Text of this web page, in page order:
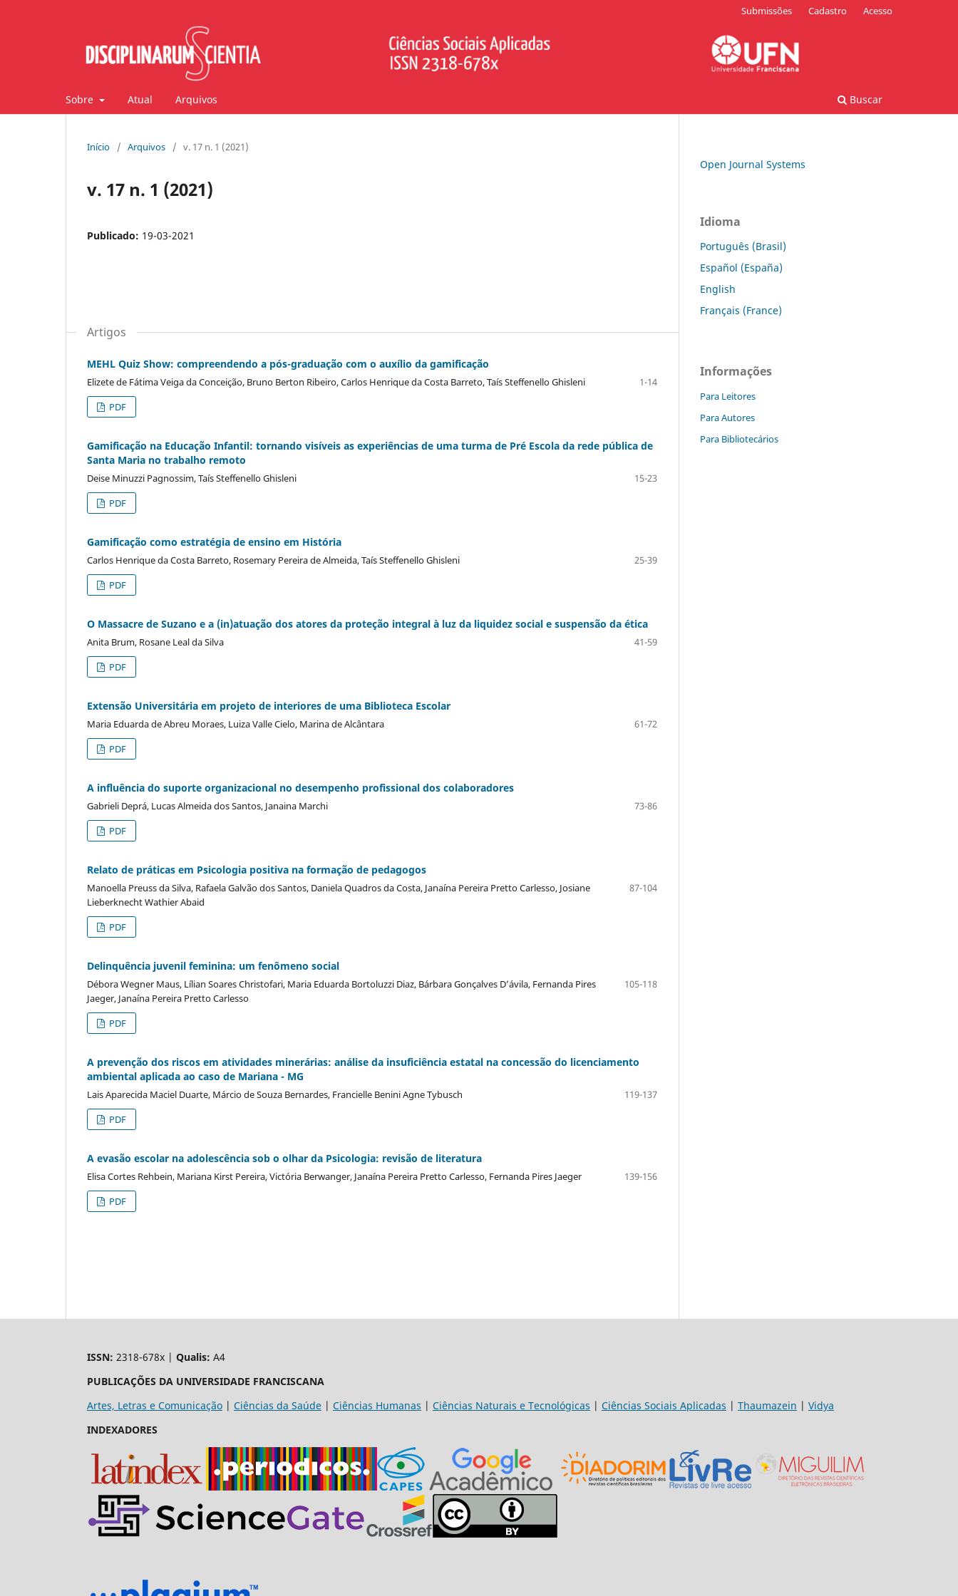
Sobre Atual Arquivos Buscar
Submissões Cadastro Acesso
Início / Arquivos / v. 17 n. 1 (2021)
v. 17 n. 1 (2021)
Publicado: 19-03-2021
Artigos
MEHL Quiz Show: compreendendo a pós-graduação com o auxílio da gamificação
Elizete de Fátima Veiga da Conceição, Bruno Berton Ribeiro, Carlos Henrique da Costa Barreto, Taís Steffenello Ghisleni
1-14
PDF
Gamificação na Educação Infantil: tornando visíveis as experiências de uma turma de Pré Escola da rede pública de
Santa Maria no trabalho remoto
Deise Minuzzi Pagnossim, Taís Steffenello Ghisleni
15-23
PDF
Gamificação como estratégia de ensino em História
Carlos Henrique da Costa Barreto, Rosemary Pereira de Almeida, Taís Steffenello Ghisleni
25-39
PDF
O Massacre de Suzano e a (in)atuação dos atores da proteção integral à luz da liquidez social e suspensão da ética
Anita Brum, Rosane Leal da Silva
41-59
PDF
Extensão Universitária em projeto de interiores de uma Biblioteca Escolar
Maria Eduarda de Abreu Moraes, Luiza Valle Cielo, Marina de Alcântara
61-72
PDF
A influência do suporte organizacional no desempenho profissional dos colaboradores
Gabrieli Deprá, Lucas Almeida dos Santos, Janaina Marchi
73-86
PDF
Relato de práticas em Psicologia positiva na formação de pedagogos
Manoella Preuss da Silva, Rafaela Galvão dos Santos, Daniela Quadros da Costa, Janaína Pereira Pretto Carlesso, Josiane
Lieberknecht Wathier Abaid
87-104
PDF
Delinquência juvenil feminina: um fenômeno social
Débora Wegner Maus, Lílian Soares Christofari, Maria Eduarda Bortoluzzi Diaz, Bárbara Gonçalves D’ávila, Fernanda Pires
Jaeger, Janaína Pereira Pretto Carlesso
105-118
PDF
A prevenção dos riscos em atividades minerárias: análise da insuficiência estatal na concessão do licenciamento
ambiental aplicada ao caso de Mariana - MG
Lais Aparecida Maciel Duarte, Márcio de Souza Bernardes, Francielle Benini Agne Tybusch
119-137
PDF
A evasão escolar na adolescência sob o olhar da Psicologia: revisão de literatura
Elisa Cortes Rehbein, Mariana Kirst Pereira, Victória Berwanger, Janaína Pereira Pretto Carlesso, Fernanda Pires Jaeger
139-156
PDF
Open Journal Systems
Idioma
Português (Brasil)
Español (España)
English
Français (France)
Informações
Para Leitores
Para Autores
Para Bibliotecários
ISSN: 2318-678x | Qualis: A4
PUBLICAÇÕES DA UNIVERSIDADE FRANCISCANA
Artes, Letras e Comunicação | Ciências da Saúde | Ciências Humanas | Ciências Naturais e Tecnológicas | Ciências Sociais Aplicadas | Thaumazein | Vidya
INDEXADORES